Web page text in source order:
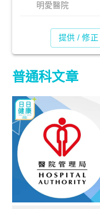
明愛醫院
提供 / 修
普通科文章